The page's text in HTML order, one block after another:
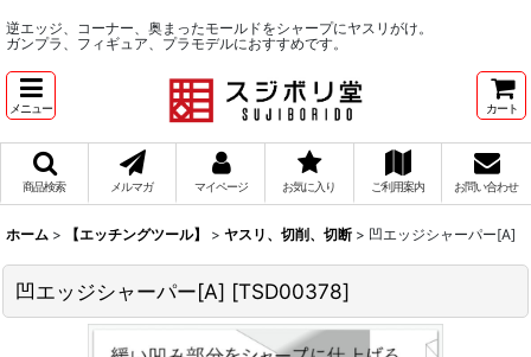
逆エッジ、コーナー、奥まったモールドをシャープにヤスリがけ。
ガンプラ、フィギュア、プラモデルにおすすめです。
メニュー カート
商品検索 メルマガ マイページ お気に入り ご利用案内 お問い合わせ
ホーム > 【エッチングツール】 > ヤスリ、切削、切断 > 凹エッジシャーパー[A]
凹エッジシャーパー[A] [TSD00378]